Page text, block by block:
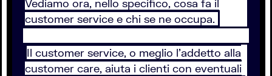
Vediamo ora, nello specifico, cosa fa il
customer service e chi se ne occupa.
Il customer service, o meglio l’addetto alla
customer care, aiuta i clienti con eventuali